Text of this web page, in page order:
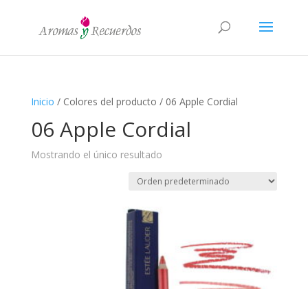
Inicio / Colores del producto / 06 Apple Cordial
06 Apple Cordial
Mostrando el único resultado